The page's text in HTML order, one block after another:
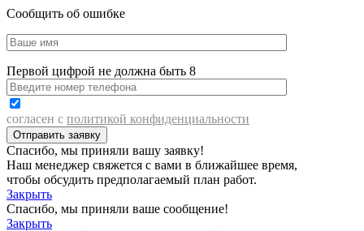
Сообщить об ошибке
Первой цифрой не должна быть 8
согласен с политикой конфиденциальности
Спасибо, мы приняли вашу заявку!
Наш менеджер свяжется с вами в ближайшее время,
чтобы обсудить предполагаемый план работ.
Закрыть
Спасибо, мы приняли ваше сообщение!
Закрыть